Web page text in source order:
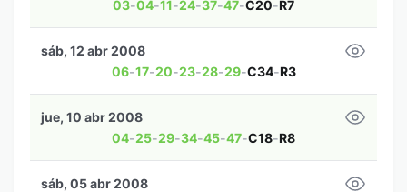
03-04-11-24-37-47-C20-R7
06-17-20-23-28-29-C34-R3
sáb, 12 abr 2008
04-25-29-34-45-47-C18-R8
jue, 10 abr 2008
sáb, 05 abr 2008